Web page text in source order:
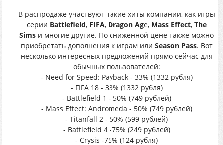
В распродаже участвуют такие хиты компании, как игры
серии Battlefield, FIFA, Dragon Age, Mass Effect, The
Sims и многие другие. По сниженной цене также можно
приобретать дополнения к играм или Season Pass. Вот
несколько интересных предложений прямо сейчас для
обычных пользователей:
- Need for Speed: Payback - 33% (1332 рубля)
- FIFA 18 - 33% (1332 рубля)
- Battlefield 1 - 50% (749 рублей)
- Mass Effect: Andromeda - 50% (749 рублей)
- Titanfall 2 - 50% (599 рублей)
- Battlefield 4 -75% (249 рублей)
- Crysis -75% (124 рубля)